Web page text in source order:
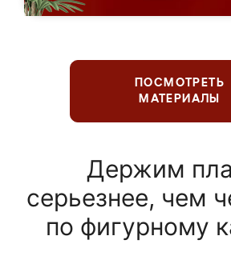
ПОСМОТРЕТЬ
МАТЕРИАЛЫ
Держим
серьезнее, чем
по фигурному